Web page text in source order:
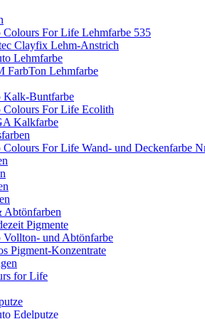
Colours For Life Lehmfarbe 535
Clayfix Lehm-Anstrich
Lehmfarbe
FarbTon Lehmfarbe
Kalk-Buntfarbe
Colours For Life Ecolith
Kalkfarbe
Colours For Life Wand- und Deckenfarbe
Abtönfarben
Pigmente
Vollton- und Abtönfarbe
Pigment-Konzentrate
for Life
Edelputze